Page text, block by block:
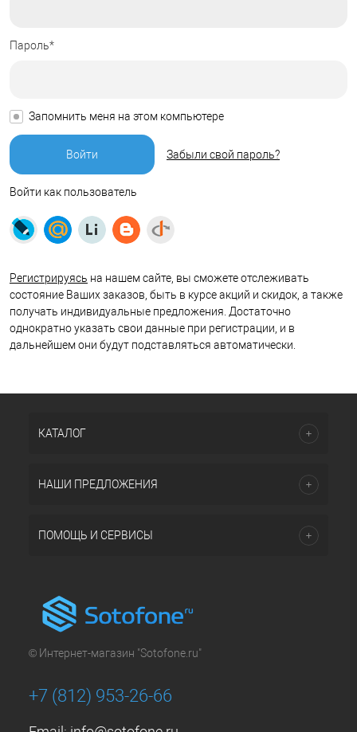
Пароль*
Запомнить меня на этом компьютере
Забыли свой пароль?
Войти как пользователь
Регистрируясь на нашем сайте, вы сможете отслеживать
состояние Ваших заказов, быть в курсе акций и скидок, а также
получать индивидуальные предложения. Достаточно
однократно указать свои данные при регистрации, и в
дальнейшем они будут подставляться автоматически.
КАТАЛОГ
НАШИ ПРЕДЛОЖЕНИЯ
ПОМОЩЬ И СЕРВИСЫ
© Интернет-магазин "Sotofone.ru"
+7 (812) 953-26-66